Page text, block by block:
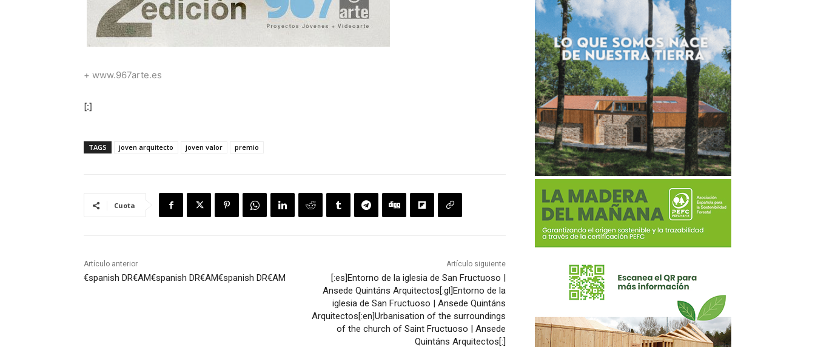
+ www.967arte.es
[:]
TAGS joven arquitecto joven valor premio
Cuota
Artículo anterior
€spanish DR€AM€spanish DR€AM€spanish DR€AM
Artículo siguiente
[:es]Entorno de la iglesia de San Fructuoso |
Ansede Quintáns Arquitectos[:gl]Entorno de la
iglesia de San Fructuoso | Ansede Quintáns
Arquitectos[:en]Urbanisation of the surroundings
of the church of Saint Fructuoso | Ansede
Quintáns Arquitectos[:]